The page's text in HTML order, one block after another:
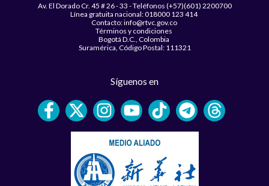
Av. El Dorado Cr. 45 # 26 - 33 - Teléfonos (+57)(601) 2200700
Línea gratuita nacional: 018000 123 414
Contacto: info@rtvc.gov.co
Términos y condiciones
Bogotá D.C., Colombia
Suramérica, Código Postal: 111321
Síguenos en